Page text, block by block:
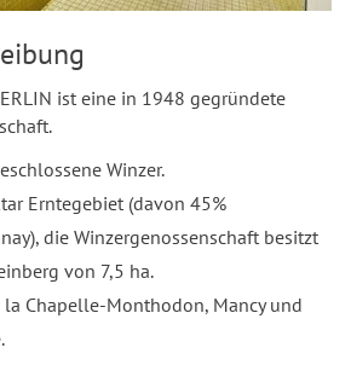
ist eine in 1948 gegründete
Winzer.
Erntegebiet (davon 45%
die Winzergenossenschaft besitzt
von 7,5 ha.
la Chapelle-Monthodon, Mancy und